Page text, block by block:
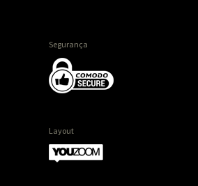
Segurança
Layout